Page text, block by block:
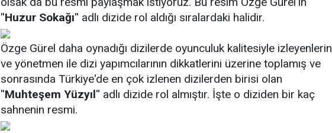
''Huzur Sokağı'' adlı dizide rol aldığı sıralardaki halidir.
Özge Gürel daha oynadığı dizilerde oyunculuk kalitesiyle izleyenlerin
ve yönetmen ile dizi yapımcılarının dikkatlerini üzerine toplamış ve
sonrasında Türkiye'de en çok izlenen dizilerden birisi olan
''Muhteşem Yüzyıl'' adlı dizide rol almıştır. İşte o diziden bir kaç
sahnenin resmi.